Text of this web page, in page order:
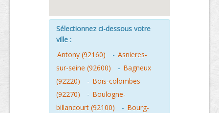
Sélectionnez ci-dessous votre
ville :
Antony (92160)
- Asnieres-
sur-seine (92600)
- Bagneux
(92220)
- Bois-colombes
(92270)
- Boulogne-
billancourt (92100)
- Bourg-